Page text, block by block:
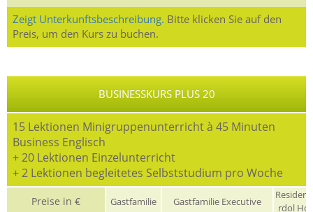
Zeigt Unterkunftsbeschreibung. Bitte klicken Sie auf den
Preis, um den Kurs zu buchen.
BUSINESSKURS PLUS 20
15 Lektionen Minigruppenunterricht à 45 Minuten
Business Englisch
+ 20 Lektionen Einzelunterricht
+ 2 Lektionen begleitetes Selbststudium pro Woche
Preise in € Gastfamilie Gastfamilie Executive
rdol